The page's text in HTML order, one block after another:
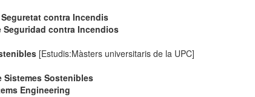
contra Incendis
Seguridad contra Incendios
[Estudis:Màsters universitaris de la UPC]
Sistemes Sostenibles
Engineering